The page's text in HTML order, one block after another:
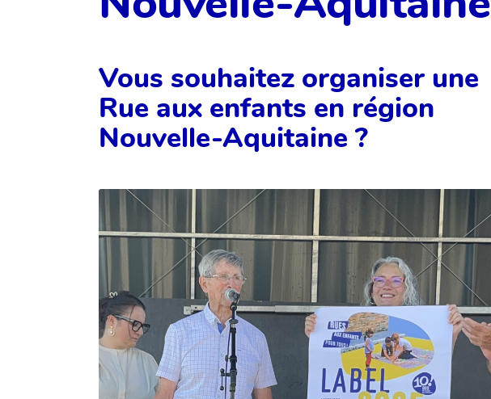
Vous souhaitez organiser une
Rue aux enfants en région
Nouvelle-Aquitaine ?